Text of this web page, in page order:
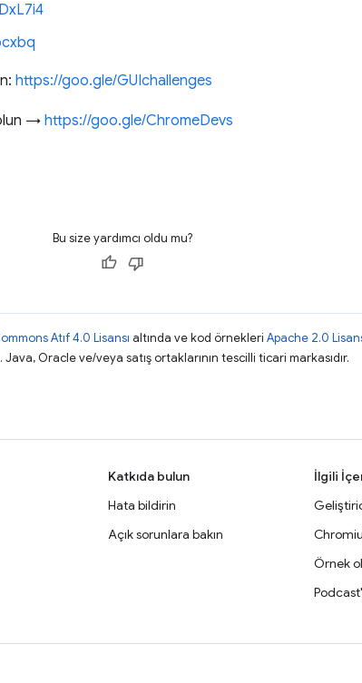
https://goo.gle/GUIchallenges
→ https://goo.gle/ChromeDevs
Bu size yardımcı oldu mu?
Atıf 4.0 Lisansı altında ve kod örnekleri Apache 2.0
Java, Oracle ve/veya satış ortaklarının tescilli ticari markasıdır.
Katkıda bulun
Hata bildirin
Açık sorunlara bakın
İlgili
Örnek